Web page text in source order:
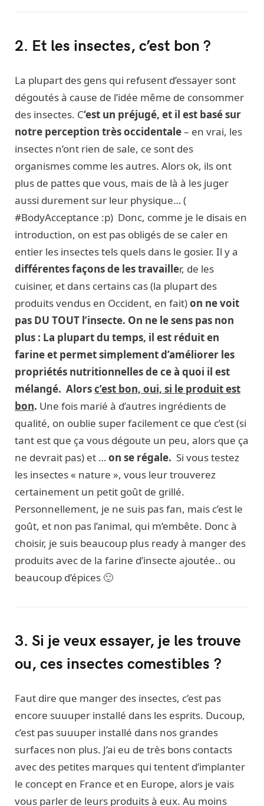
2. Et les insectes, c’est bon ?
La plupart des gens qui refusent d’essayer sont
dégoutés à cause de l’idée même de consommer
des insectes. C‘est un préjugé, et il est basé sur
notre perception très occidentale– en vrai, les
insectes n’ont rien de sale, ce sont des
organismes comme les autres. Alors ok, ils ont
plus de pattes que vous, mais de là à les juger
aussi durement sur leur physique… (
#BodyAcceptance :p) Donc, comme je le disais en
introduction, on est pas obligés de se caler en
entier les insectes tels quels dans le gosier. Il y a
différentes façons de les travailler, de les
cuisiner, et dans certains cas (la plupart des
produits vendus en Occident, en fait)on ne voit
pas DU TOUT l’insecte. On ne le sens pas non
plus : La plupart du temps, il est réduit en
farine et permet simplement d’améliorer les
propriétés nutritionnelles de ce à quoi il est
mélangé. Alorsc’est bon, oui, si le produit est
bon. Une fois marié à d’autres ingrédients de
qualité, on oublie super facilement ce que c’est (si
tant est que ça vous dégoute un peu, alors que ça
ne devrait pas) et …on se régale. Si vous testez
les insectes « nature », vous leur trouverez
certainement un petit goût de grillé.
Personnellement, je ne suis pas fan, mais c’est le
goût, et non pas l’animal, qui m’embête. Donc à
choisir, je suis beaucoup plus ready à manger des
produits avec de la farine d’insecte ajoutée.. ou
beaucoup d’épices 🙂
3. Si je veux essayer, je les trouve
ou, ces insectes comestibles ?
Faut dire que manger des insectes, c’est pas
encore suuuper installé dans les esprits. Ducoup,
c’est pas suuuper installé dans nos grandes
surfaces non plus. J’ai eu de très bons contacts
avec des petites marques qui tentent d’implanter
le concept en France et en Europe, alors je vais
vous parler de leurs produits à eux. Au moins